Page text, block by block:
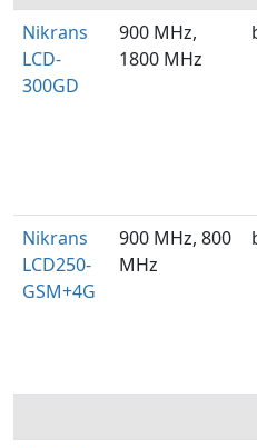
Nikrans
LCD-
300GD
900 MHz,
1800 MHz
Nikrans
LCD250-
GSM+4G
900 MHz, 800
MHz